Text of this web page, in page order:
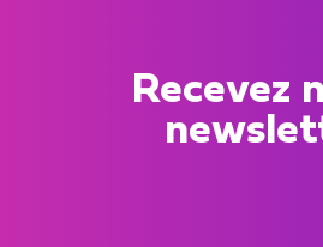
Recevez